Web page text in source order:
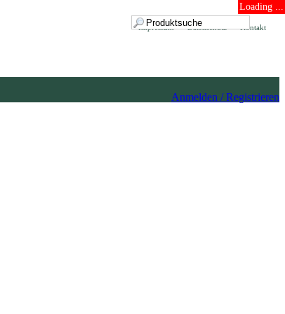
Loading ...
Kontakt
Datenschutz
Impressum
Anmelden / Registrieren